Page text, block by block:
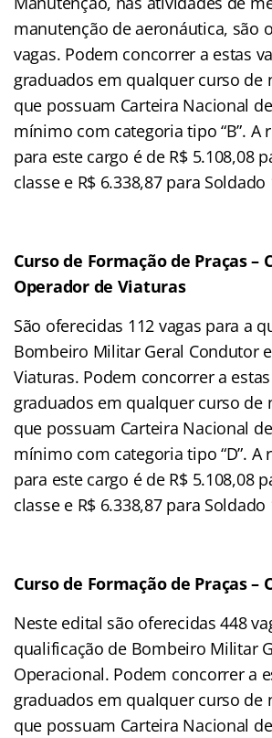
manutenção de aeronáutica, são
vagas. Podem concorrer a estas
graduados em qualquer curso de
que possuam Carteira Nacional
mínimo com categoria tipo “B”. A
para este cargo é de R$ 5.108,08
classe e R$ 6.338,87 para Soldado
Curso de Formação de Praças –
Operador de Viaturas
São oferecidas 112 vagas para a
Bombeiro Militar Geral Condutor
Viaturas. Podem concorrer a
graduados em qualquer curso de
que possuam Carteira Nacional
mínimo com categoria tipo “D”. A
para este cargo é de R$ 5.108,08
classe e R$ 6.338,87 para Soldado
Curso de Formação de Praças –
Neste edital são oferecidas 448
qualificação de Bombeiro Militar
Operacional. Podem concorrer a
graduados em qualquer curso de
que possuam Carteira Nacional